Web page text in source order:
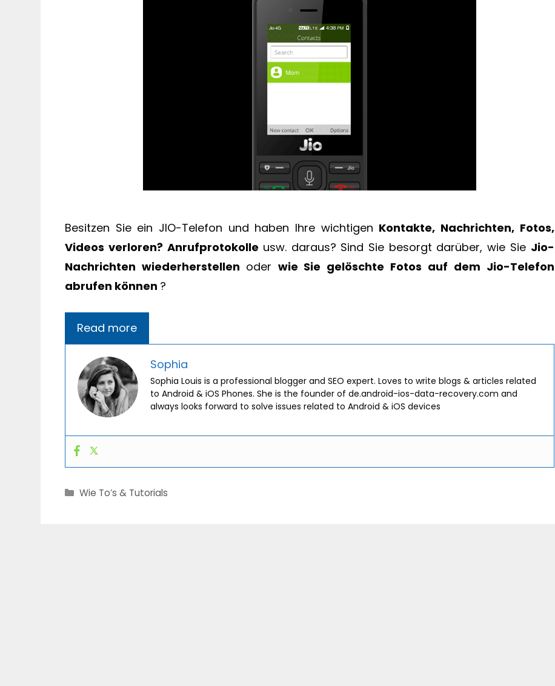
Besitzen Sie ein JIO-Telefon und haben Ihre wichtigen Kontakte, Nachrichten, Fotos,
Videos verloren? Anrufprotokolle usw. daraus? Sind Sie besorgt darüber, wie Sie Jio-
Nachrichten wiederherstellen oder wie Sie gelöschte Fotos auf dem Jio-Telefon
abrufen können ?
Read more
Sophia
Sophia Louis is a professional blogger and SEO expert. Loves to write blogs & articles related
to Android & iOS Phones. She is the founder of de.android-ios-data-recovery.com and
always looks forward to solve issues related to Android & iOS devices
Categories
Wie To’s & Tutorials